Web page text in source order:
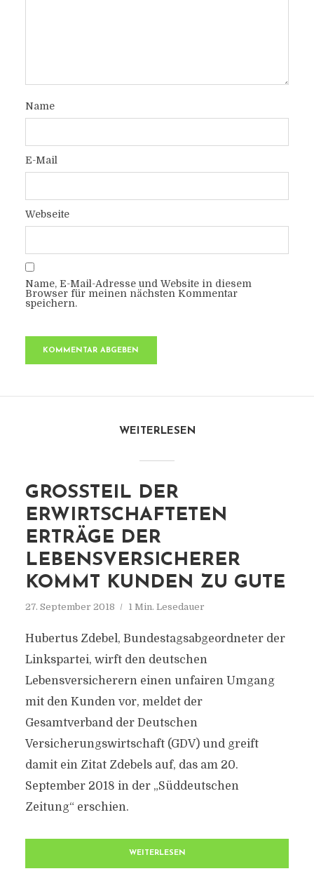
Name
E-Mail
Webseite
Name, E-Mail-Adresse und Website in diesem
Browser für meinen nächsten Kommentar
speichern.
WEITERLESEN
GROSSTEIL DER E
RWIRTSCHAFTETEN E
RTRÄGE DER L
EBENSVERSICHERER K
OMMT KUNDEN ZU GUTE
27. September 2018 1 Min. Lesedauer
Hubertus Zdebel, Bundestagsabgeordneter der
Linkspartei, wirft den deutschen
Lebensversicherern einen unfairen Umgang
mit den Kunden vor, meldet der
Gesamtverband der Deutschen
Versicherungswirtschaft (GDV) und greift
damit ein Zitat Zdebels auf, das am 20.
September 2018 in der „Süddeutschen
Zeitung“ erschien.
WEITERLESEN